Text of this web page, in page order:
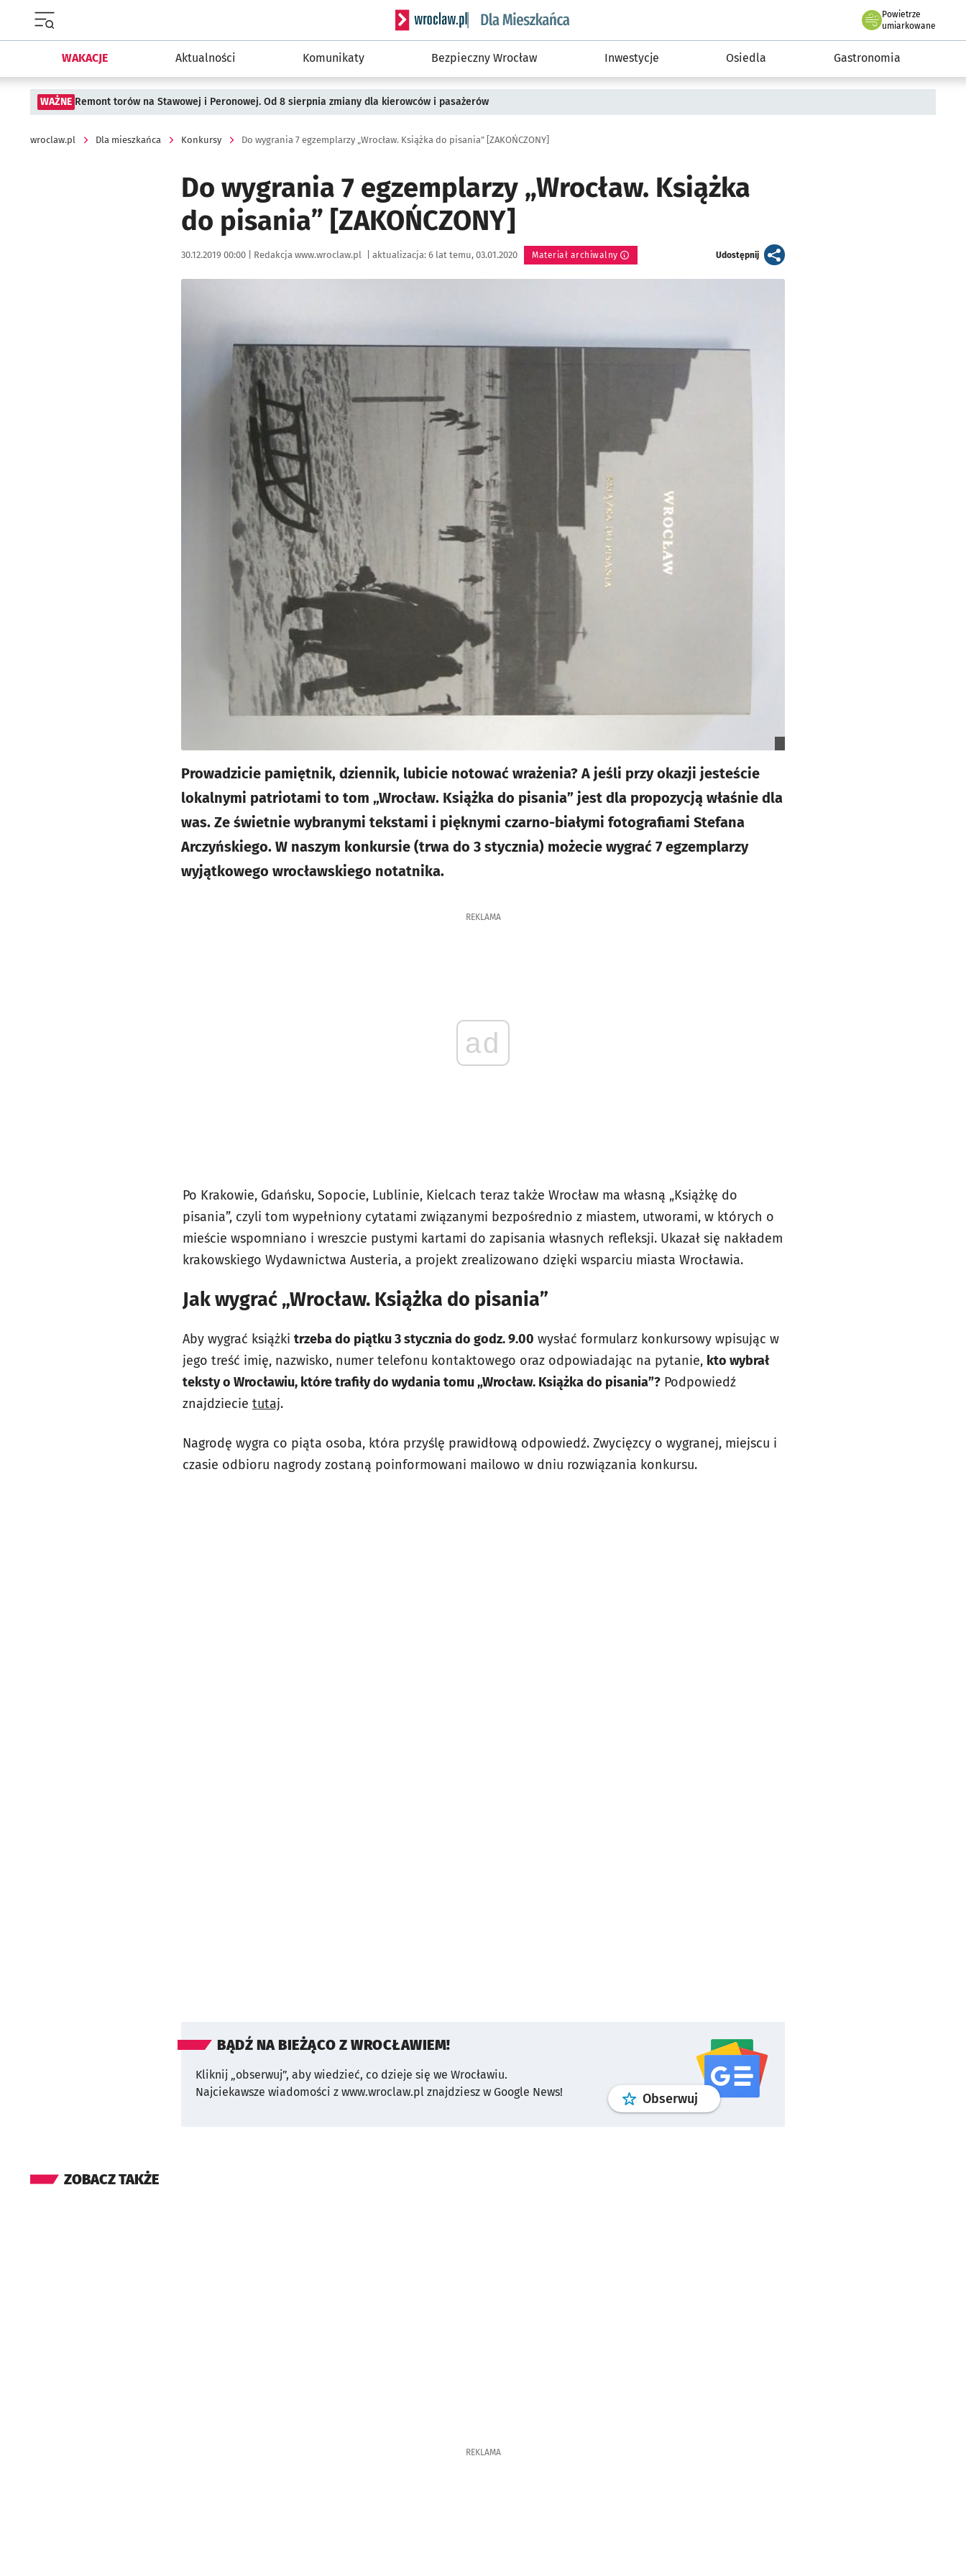
Serwis informacyjny wroclaw.pl podserwis: Dla mieszkańca
Powietrze
we Wrocławiu
umiarkowane
WAKACJE Aktualności Komunikaty Bezpieczny Wrocław Inwestycje Osiedla Gastronomia
WAŻNE Remont torów na Stawowej i Peronowej. Od 8 sierpnia zmiany dla kierowców i pasażerów
wroclaw.pl Dla mieszkańca Konkursy Do wygrania 7 egzemplarzy „Wrocław. Książka do pisania” [ZAKOŃCZONY]
Do wygrania 7 egzemplarzy „Wrocław. Książka
do pisania” [ZAKOŃCZONY]
Data publikacji:
30.12.2019 00:00 | Autor:
Redakcja www.wroclaw.pl aktualizacja: 6 lat temu, 03.01.2020 Materiał archiwalny Udostępnijartykuł
Prowadzicie pamiętnik, dziennik, lubicie notować wrażenia? A jeśli przy okazji jesteście
lokalnymi patriotami to tom „Wrocław. Książka do pisania” jest dla propozycją właśnie dla
was. Ze świetnie wybranymi tekstami i pięknymi czarno-białymi fotografiami Stefana
Arczyńskiego. W naszym konkursie (trwa do 3 stycznia) możecie wygrać 7 egzemplarzy
wyjątkowego wrocławskiego notatnika.
REKLAMA
ad
Po Krakowie, Gdańsku, Sopocie, Lublinie, Kielcach teraz także Wrocław ma własną „Książkę do
pisania”, czyli tom wypełniony cytatami związanymi bezpośrednio z miastem, utworami, w których o
mieście wspomniano i wreszcie pustymi kartami do zapisania własnych refleksji. Ukazał się nakładem
krakowskiego Wydawnictwa Austeria, a projekt zrealizowano dzięki wsparciu miasta Wrocławia.
Jak wygrać „Wrocław. Książka do pisania”
Aby wygrać książki trzeba do piątku 3 stycznia do godz. 9.00 wysłać formularz konkursowy wpisując w
jego treść imię, nazwisko, numer telefonu kontaktowego oraz odpowiadając na pytanie, kto wybrał
teksty o Wrocławiu, które trafiły do wydania tomu „Wrocław. Książka do pisania”? Podpowiedź
znajdziecie tutaj.
Nagrodę wygra co piąta osoba, która przyślę prawidłową odpowiedź. Zwycięzcy o wygranej, miejscu i
czasie odbioru nagrody zostaną poinformowani mailowo w dniu rozwiązania konkursu.
BĄDŹ NA BIEŻĄCO Z WROCŁAWIEM!
Kliknij „obserwuj”, aby wiedzieć, co dzieje się we Wrocławiu.
Najciekawsze wiadomości z www.wroclaw.pl znajdziesz w Google News!
Obserwuj profilgoogle news
ZOBACZ TAKŻE
REKLAMA